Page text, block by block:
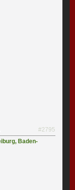
#2795
,Baden-